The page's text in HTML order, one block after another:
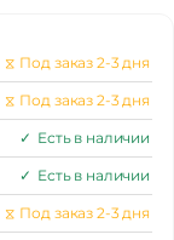
⧖ Под заказ 2-3 дня
⧖ Под заказ 2-3 дня
✓ Есть в наличии
✓ Есть в наличии
⧖ Под заказ 2-3 дня